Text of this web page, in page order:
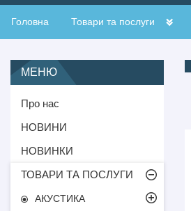
Головна Товари та послуги
Про нас
НОВИНИ
НОВИНКИ
ТОВАРИ ТА ПОСЛУГИ
АКУСТИКА